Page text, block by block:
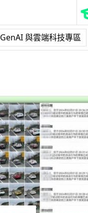
GenAI 與雲端科技專區